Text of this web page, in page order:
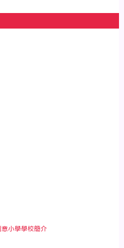
小學學校簡介